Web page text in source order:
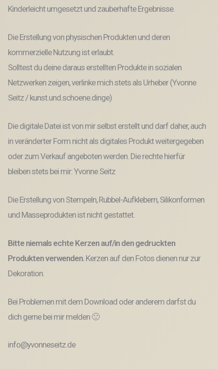
Kinderleicht umgesetzt und zauberhafte Ergebnisse.
Die Erstellung von physischen Produkten und deren
kommerzielle Nutzung ist erlaubt.
Solltest du deine daraus erstellten Produkte in sozialen
Netzwerken zeigen, verlinke mich stets als Urheber (Yvonne
Seitz / kunst.und.schoene.dinge)
Die digitale Datei ist von mir selbst erstellt und darf daher, auch
in veränderter Form nicht als digitales Produkt weitergegeben
oder zum Verkauf angeboten werden. Die rechte hierfür
bleiben stets bei mir: Yvonne Seitz
Die Erstellung von Stempeln, Rubbel-Aufklebern, Silikonformen
und Masseprodukten ist nicht gestattet.
Bitte niemals echte Kerzen auf/in den gedruckten
Produkten verwenden. Kerzen auf den Fotos dienen nur zur
Dekoration.
Bei Problemen mit dem Download oder anderem darfst du
dich gerne bei mir melden 🙂
info@yvonneseitz.de